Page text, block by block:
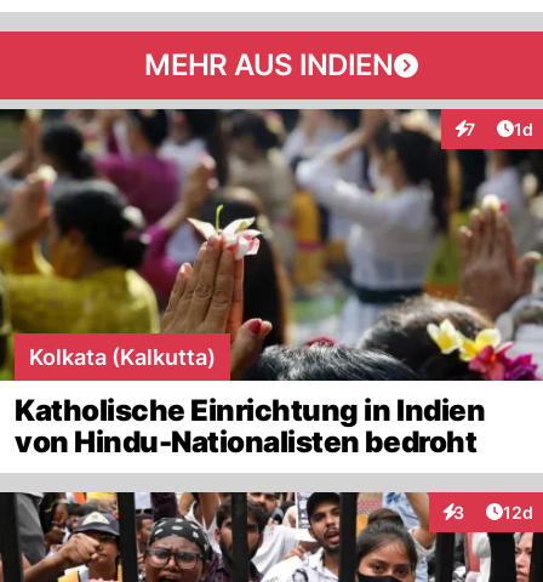
MEHR AUS INDIEN
7 1d
Kolkata (Kalkutta)
Katholische Einrichtung in Indien
von Hindu-Nationalisten bedroht
3
Interaktionen
12d